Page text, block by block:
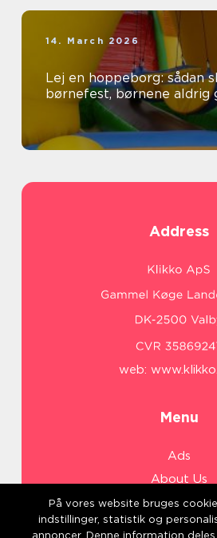
14. March 2026
Lej en hoppeborg: sådan
børnefest, børnene aldrig
Address
web:
Menu
Ads
About Us
Cookies
Contact
På vores website bruges
indstillinger, statistik og
annoncer. Denne information